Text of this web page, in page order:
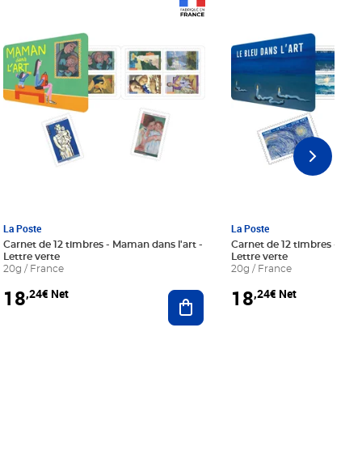
au panier
La Poste
Carnet de 12 timbres - Maman dans l'art -
Lettre verte
20g / France
18,24€ Net Ajouter au panier
La Poste
Carnet de 12 timbres - Le
Lettre verte
20g / France
18,24€ Net